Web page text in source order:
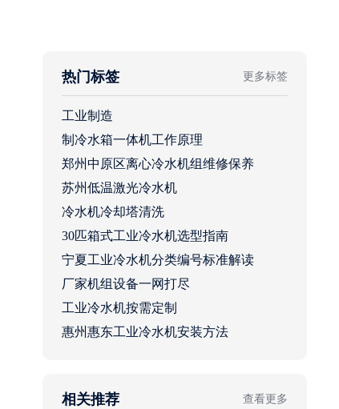
热门标签 更多标签
工业制造
制冷水箱一体机工作原理
郑州中原区离心冷水机组维修保养
苏州低温激光冷水机
冷水机冷却塔清洗
30匹箱式工业冷水机选型指南
宁夏工业冷水机分类编号标准解读
厂家机组设备一网打尽
工业冷水机按需定制
惠州惠东工业冷水机安装方法
相关推荐 查看更多